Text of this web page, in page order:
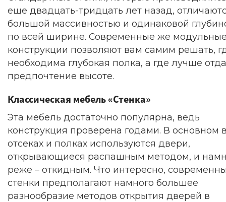
еще двадцать-тридцать лет назад,
большой массивностью и одинаковой
по всей ширине. Современные же
конструкции позволяют вам самим решать,
необходима глубокая полка, а где лучше
предпочтение высоте.
Классическая мебель «Стенка»
Эта мебель достаточно популярна, ведь
конструкция проверена годами. В основном
отсеках и полках используются двери,
открывающиеся распашным методом, и
реже – откидным. Что интересно,
стенки предполагают намного большее
разнообразие методов открытия дверей в